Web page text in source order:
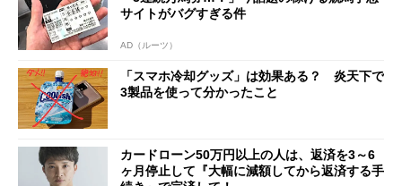
サイトがバグすぎる件
AD（ルーツ）
「スマホ冷却グッズ」は効果ある？ 炎天下で
3製品を使って分かったこと
カードローン50万円以上の人は、返済を3～6
ヶ月停止して『大幅に減額してから返済する手